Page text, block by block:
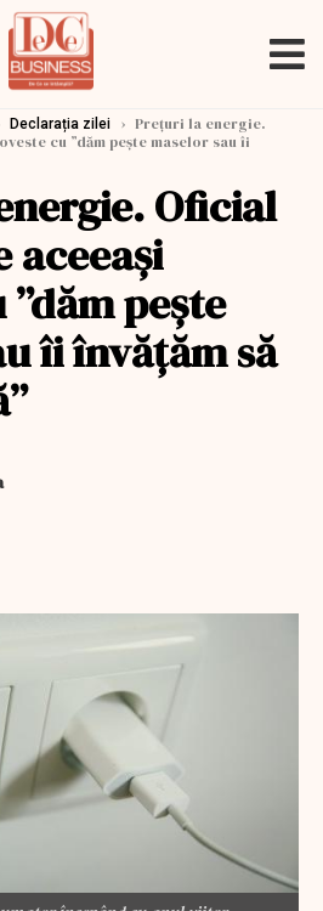
Declarația zilei › Prețuri la energie.
cu ”dăm peşte maselor sau îi
Oficial
aceeaşi
peşte
îi învăţăm să